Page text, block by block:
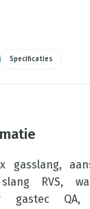
Specificaties
gasslang,
RVS,
gastec QA,